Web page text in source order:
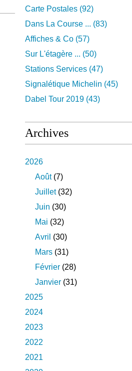
Carte Postales (92)
Dans La Course ... (83)
Affiches & Co (57)
Sur L'étagère ... (50)
Stations Services (47)
Signalétique Michelin (45)
Dabel Tour 2019 (43)
Archives
2026
Août(7)
Juillet(32)
Juin (30)
Mai (32)
Avril (30)
Mars (31)
Février (28)
Janvier (31)
2025
2024
2023
2022
2021